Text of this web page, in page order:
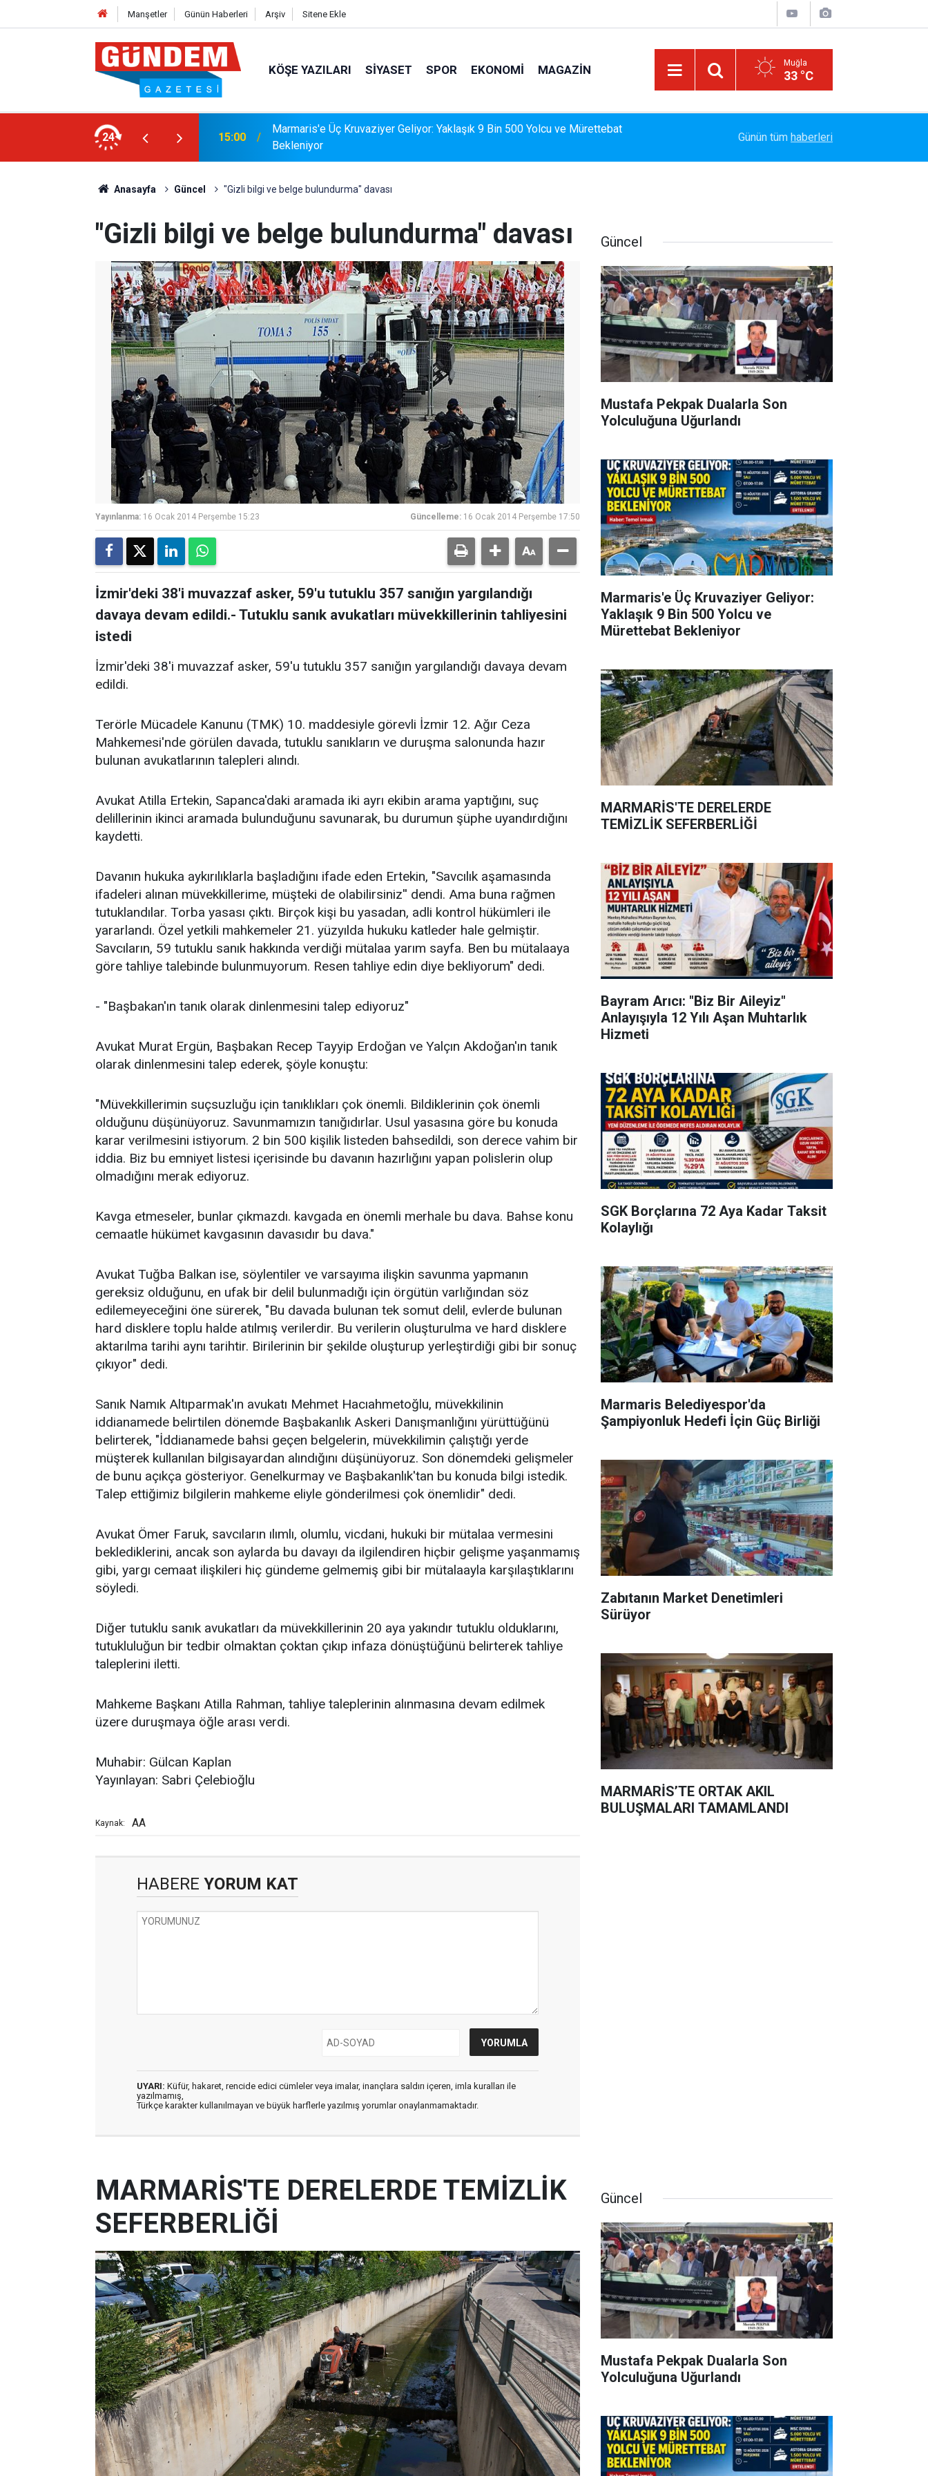
Manşetler Günün Haberleri Arşiv Sitene Ekle
KÖŞE YAZILARI SIYASET SPOR EKONOMI MAGAZIN Muğla
33 °C
24 15:00
Marmaris'e Üç Kruvaziyer Geliyor: Yaklaşık 9 Bin 500 Yolcu ve Mürettebat
Bekleniyor
MARMARİS'TE DERELERDE TEMİZLİK
Günün tüm haberleri
Anasayfa Güncel "Gizli bilgi ve belge bulundurma" davası
"Gizli bilgi ve belge bulundurma" davası
Yayınlanma: 16 Ocak 2014 Perşembe 15:23 Güncelleme: 16 Ocak 2014 Perşembe 17:50
İzmir'deki 38'i muvazzaf asker, 59'u tutuklu 357 sanığın yargılandığı
davaya devam edildi.- Tutuklu sanık avukatları müvekkillerinin tahliyesini
istedi
İzmir'deki 38'i muvazzaf asker, 59'u tutuklu 357 sanığın yargılandığı davaya devam
edildi.
Terörle Mücadele Kanunu (TMK) 10. maddesiyle görevli İzmir 12. Ağır Ceza
Mahkemesi'nde görülen davada, tutuklu sanıkların ve duruşma salonunda hazır
bulunan avukatlarının talepleri alındı.
Avukat Atilla Ertekin, Sapanca'daki aramada iki ayrı ekibin arama yaptığını, suç
delillerinin ikinci aramada bulunduğunu savunarak, bu durumun şüphe uyandırdığını
kaydetti.
Davanın hukuka aykırılıklarla başladığını ifade eden Ertekin, "Savcılık aşamasında
ifadeleri alınan müvekkillerime, müşteki de olabilirsiniz'' dendi. Ama buna rağmen
tutuklandılar. Torba yasası çıktı. Birçok kişi bu yasadan, adli kontrol hükümleri ile
yararlandı. Özel yetkili mahkemeler 21. yüzyılda hukuku katleder hale gelmiştir.
Savcıların, 59 tutuklu sanık hakkında verdiği mütalaa yarım sayfa. Ben bu mütalaaya
göre tahliye talebinde bulunmuyorum. Resen tahliye edin diye bekliyorum" dedi.
- "Başbakan'ın tanık olarak dinlenmesini talep ediyoruz"
Avukat Murat Ergün, Başbakan Recep Tayyip Erdoğan ve Yalçın Akdoğan'ın tanık
olarak dinlenmesini talep ederek, şöyle konuştu:
"Müvekkillerimin suçsuzluğu için tanıklıkları çok önemli. Bildiklerinin çok önemli
olduğunu düşünüyoruz. Savunmamızın tanığıdırlar. Usul yasasına göre bu konuda
karar verilmesini istiyorum. 2 bin 500 kişilik listeden bahsedildi, son derece vahim bir
iddia. Biz bu emniyet listesi içerisinde bu davanın hazırlığını yapan polislerin olup
olmadığını merak ediyoruz.
Kavga etmeseler, bunlar çıkmazdı. kavgada en önemli merhale bu dava. Bahse konu
cemaatle hükümet kavgasının davasıdır bu dava."
Avukat Tuğba Balkan ise, söylentiler ve varsayıma ilişkin savunma yapmanın
gereksiz olduğunu, en ufak bir delil bulunmadığı için örgütün varlığından söz
edilemeyeceğini öne sürerek, "Bu davada bulunan tek somut delil, evlerde bulunan
hard disklere toplu halde atılmış verilerdir. Bu verilerin oluşturulma ve hard disklere
aktarılma tarihi aynı tarihtir. Birilerinin bir şekilde oluşturup yerleştirdiği gibi bir sonuç
çıkıyor" dedi.
Sanık Namık Altıparmak'ın avukatı Mehmet Hacıahmetoğlu, müvekkilinin
iddianamede belirtilen dönemde Başbakanlık Askeri Danışmanlığını yürüttüğünü
belirterek, "İddianamede bahsi geçen belgelerin, müvekkilimin çalıştığı yerde
müşterek kullanılan bilgisayardan alındığını düşünüyoruz. Son dönemdeki gelişmeler
de bunu açıkça gösteriyor. Genelkurmay ve Başbakanlık'tan bu konuda bilgi istedik.
Talep ettiğimiz bilgilerin mahkeme eliyle gönderilmesi çok önemlidir" dedi.
Avukat Ömer Faruk, savcıların ılımlı, olumlu, vicdani, hukuki bir mütalaa vermesini
beklediklerini, ancak son aylarda bu davayı da ilgilendiren hiçbir gelişme yaşanmamış
gibi, yargı cemaat ilişkileri hiç gündeme gelmemiş gibi bir mütalaayla karşılaştıklarını
söyledi.
Diğer tutuklu sanık avukatları da müvekkillerinin 20 aya yakındır tutuklu olduklarını,
tutukluluğun bir tedbir olmaktan çoktan çıkıp infaza dönüştüğünü belirterek tahliye
taleplerini iletti.
Mahkeme Başkanı Atilla Rahman, tahliye taleplerinin alınmasına devam edilmek
üzere duruşmaya öğle arası verdi.
Muhabir: Gülcan Kaplan
Yayınlayan: Sabri Çelebioğlu
Kaynak: AA
HABERE YORUM KAT
UYARI: Küfür, hakaret, rencide edici cümleler veya imalar, inançlara saldırı içeren, imla kuralları ile
yazılmamış,
Türkçe karakter kullanılmayan ve büyük harflerle yazılmış yorumlar onaylanmamaktadır.
Güncel
Mustafa Pekpak Dualarla Son
Yolculuğuna Uğurlandı
Marmaris'e Üç Kruvaziyer Geliyor:
Yaklaşık 9 Bin 500 Yolcu ve
Mürettebat Bekleniyor
MARMARİS'TE DERELERDE
TEMİZLİK SEFERBERLİĞİ
Bayram Arıcı: "Biz Bir Aileyiz"
Anlayışıyla 12 Yılı Aşan Muhtarlık
Hizmeti
SGK Borçlarına 72 Aya Kadar Taksit
Kolaylığı
Marmaris Belediyespor'da
Şampiyonluk Hedefi İçin Güç Birliği
Zabıtanın Market Denetimleri
Sürüyor
MARMARİS’TE ORTAK AKIL
BULUŞMALARI TAMAMLANDI
MARMARİS'TE DERELERDE TEMİZLİK
SEFERBERLİĞİ
Güncel
Mustafa Pekpak Dualarla Son
Yolculuğuna Uğurlandı